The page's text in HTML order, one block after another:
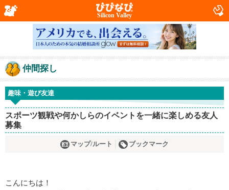
Silicon Valley
仲間探し
趣味・遊び友達
スポーツ観戦や何かしらのイベントを一緒に楽しめる友人
募集
マップ/ルート ブックマーク
こんにちは！